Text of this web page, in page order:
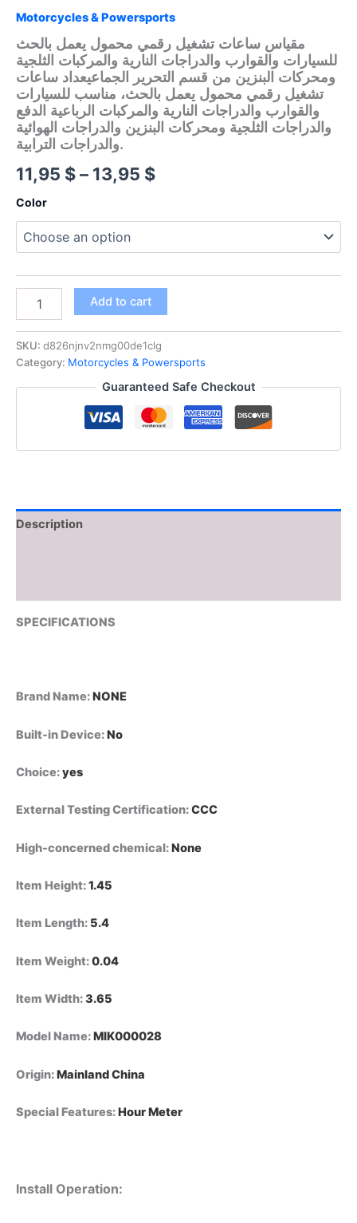
Motorcycles & Powersports
مقياس ساعات تشغيل رقمي محمول يعمل بالحث
للسيارات والقوارب والدراجات النارية والمركبات الثلجية
ومحركات البنزين من قسم التحرير الجماعيعداد ساعات
تشغيل رقمي محمول يعمل بالحث، مناسب للسيارات
والقوارب والدراجات النارية والمركبات الرباعية الدفع
والدراجات الثلجية ومحركات البنزين والدراجات الهوائية
والدراجات الترابية.
11,95 $– 13,95 $Price
through
13,95 $
Color
ساعات
رقمي
محمول
بالحث
النارية
البنزين
ساعات
رقمي
مناسب
والدراجات
والمركبات
الدفع
ومحركات
والدراجات
والدراجات
Add to cart
SKU: d826njnv2nmg00de1clg
Category: Motorcycles & Powersports
Guaranteed Safe Checkout
Description
SPECIFICATIONS
Brand Name:NONE
Built-in Device:No
Choice:yes
External Testing Certification:CCC
High-concerned chemical:None
Item Height:1.45
Item Length: 5.4
Item Weight:0.04
Item Width:3.65
Model Name:MIK000028
Origin:Mainland China
Special Features:Hour Meter
Install Operation: